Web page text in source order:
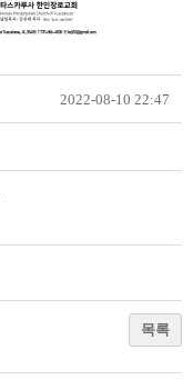
2022-08-10 22:47
목록